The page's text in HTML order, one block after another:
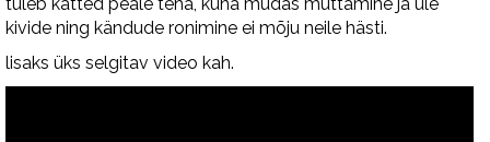
kivide ning kändude ronimine ei mõju neile hästi.
lisaks üks selgitav video kah.